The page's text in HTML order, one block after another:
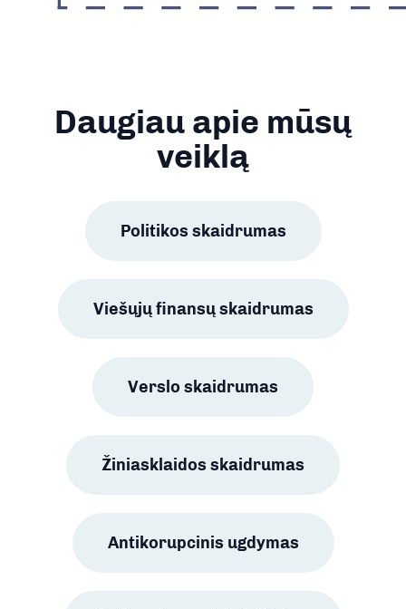
Daugiau apie mūsų
veiklą
Politikos skaidrumas
Viešųjų finansų skaidrumas
Verslo skaidrumas
Žiniasklaidos skaidrumas
Antikorupcinis ugdymas